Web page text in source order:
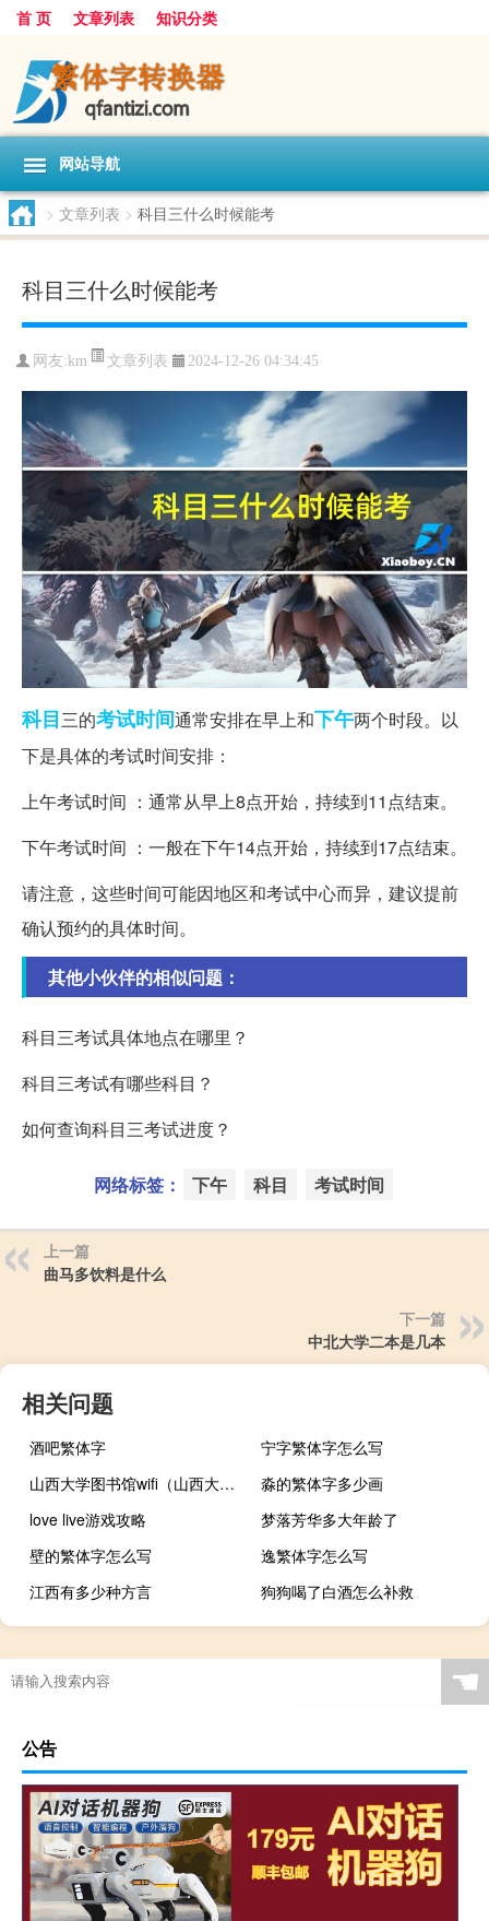
首 页 文章列表 知识分类
网站导航
> 文章列表 > 科目三什么时候能考
科目三什么时候能考
网友:km 文章列表 2024-12-26 04:34:45
科目三的考试时间通常安排在早上和下午两个时段。以
下是具体的考试时间安排：
上午考试时间 ：通常从早上8点开始，持续到11点结束。
下午考试时间 ：一般在下午14点开始，持续到17点结束。
请注意，这些时间可能因地区和考试中心而异，建议提前
确认预约的具体时间。
其他小伙伴的相似问题：
科目三考试具体地点在哪里？
科目三考试有哪些科目？
如何查询科目三考试进度？
网络标签： 下午 科目 考试时间
上一篇
曲马多饮料是什么
下一篇
中北大学二本是几本
相关问题
酒吧繁体字
宁字繁体字怎么写
山西大学图书馆wifi（山西大学图书馆简介）
淼的繁体字多少画
love live游戏攻略
梦落芳华多大年龄了
壁的繁体字怎么写
逸繁体字怎么写
江西有多少种方言
狗狗喝了白酒怎么补救
☚
公告